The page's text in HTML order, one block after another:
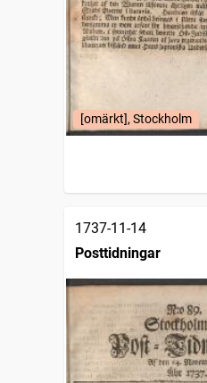
[omärkt], Stockholm
1737-11-14
Posttidningar